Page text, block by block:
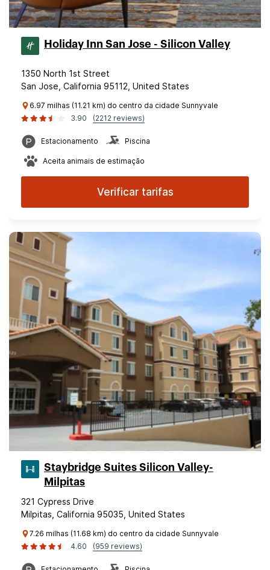
Holiday Inn San Jose - Silicon Valley
1350 North 1st Street
San Jose, California 95112, United States
6.97 milhas (11.21 km) do centro da cidade Sunnyvale
3.90
(2212 reviews)
Estacionamento Piscina
Aceita animais de estimação
Verificar tarifas
Staybridge Suites Silicon Valley-
Milpitas
321 Cypress Drive
Milpitas, California 95035, United States
7.26 milhas (11.68 km) do centro da cidade Sunnyvale
4.60
(959 reviews)